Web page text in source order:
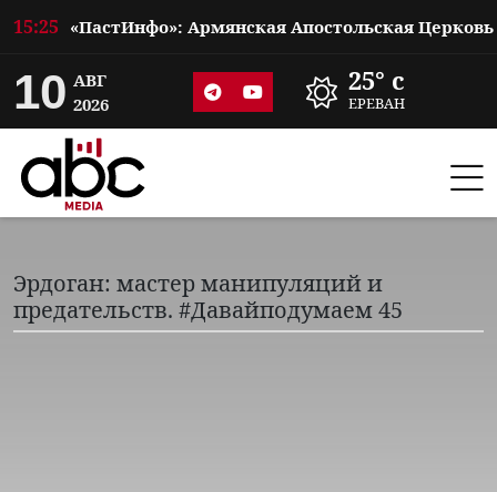
15:25
10 АВГ
2026
25° c
ЕРЕВАН
Эрдоган: мастер манипуляций и
предательств. #Давайподумаем 45